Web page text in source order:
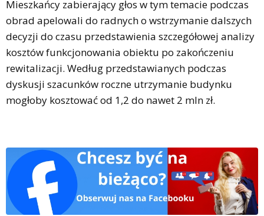
Mieszkańcy zabierający głos w tym temacie podczas
obrad apelowali do radnych o wstrzymanie dalszych
decyzji do czasu przedstawienia szczegółowej analizy
kosztów funkcjonowania obiektu po zakończeniu
rewitalizacji. Według przedstawianych podczas
dyskusji szacunków roczne utrzymanie budynku
mogłoby kosztować od 1,2 do nawet 2 mln zł.